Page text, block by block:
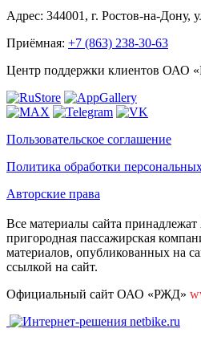
Адрес: 344001, г. Ростов-на-Дону,
Приёмная: +7 (863) 238-30-63
Центр поддержки клиентов ОАО
Пользовательское соглашение
Политика обработки
Авторские права
Все материалы сайта
пригородная пассажирская
материалов, опубликованных на
ссылкой на сайт.
Официальный сайт ОАО «РЖД»